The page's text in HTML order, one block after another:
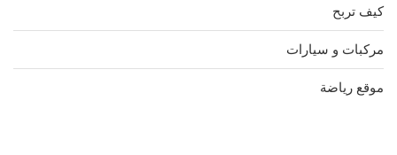
كيف تربح
مركبات و سيارات
موقع رياضة